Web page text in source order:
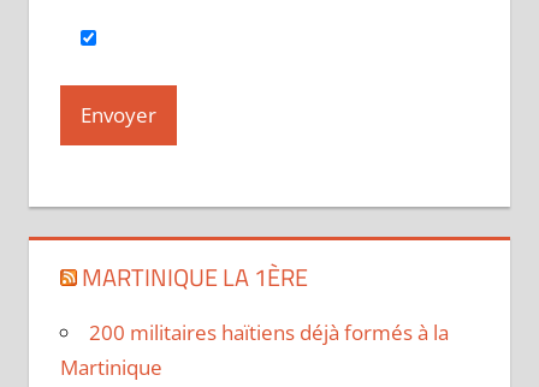
MARTINIQUE LA 1ÈRE
200 militaires haïtiens déjà formés à la
Martinique